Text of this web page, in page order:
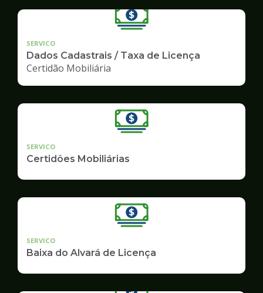
SERVICO
Dados Cadastrais / Taxa de Licença
Certidão Mobiliária
SERVICO
Certidões Mobiliárias
SERVICO
Baixa do Alvará de Licença